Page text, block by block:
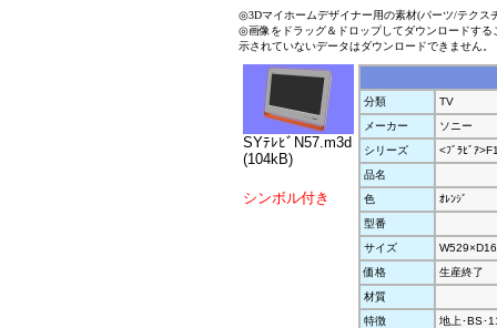
◎3Dマイホームデザイナー用の素材(パーツ/テクス
◎画像をドラッグ＆ドロップしてダウンロードす
示されていないデータはダウンロードできません。
SYﾃﾚﾋﾞN57.m3d
(104kB)
シンボル付き
分類
TV
メーカー
ソニー
シリーズ
<ﾌﾞﾗﾋﾞｱ
品名
色
ｵﾚﾝｼﾞ
型番
サイズ
価格
生産終了
材質
特徴
地上･BS･